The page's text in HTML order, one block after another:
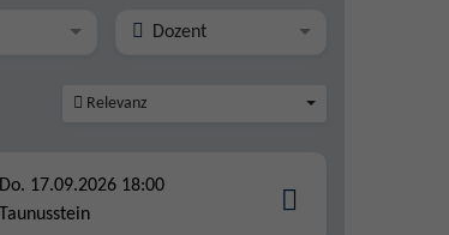
Dozent
Relevanz
Do. 17.09.2026 18:00
Taunusstein